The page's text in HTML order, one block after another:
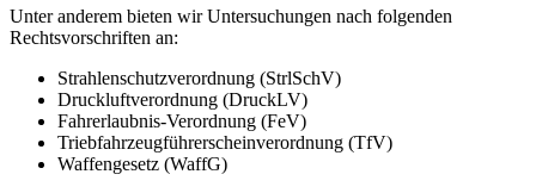
Unter anderem bieten wir Untersuchungen nach folgenden
Rechtsvorschriften an:
Strahlenschutzverordnung (StrlSchV)
Druckluftverordnung (DruckLV)
Fahrerlaubnis-Verordnung (FeV)
Triebfahrzeugführerscheinverordnung (TfV)
Waffengesetz (WaffG)